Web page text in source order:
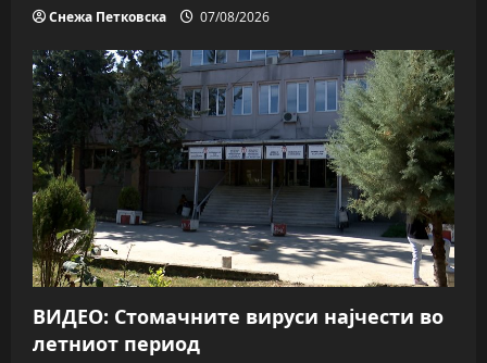
Снежа Петковска 07/08/2026
ВИДЕО: Стомачните вируси најчести во
летниот период